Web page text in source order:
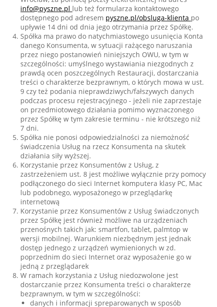
info@pyszne.pl lub też formularza kontaktowego
dostępnego pod adresem pyszne.pl/obsluga-klienta po
upływie 14 dni od dnia jego otrzymania przez Spółkę.
Spółka ma prawo do natychmiastowego usunięcia Konta
danego Konsumenta, w sytuacji rażącego naruszania
przez niego postanowień niniejszych OWU, w tym w
szczególności: umyślnego wystawiania niezgodnych z
prawdą ocen poszczególnych Restauracji, dostarczania
treści o charakterze bezprawnym, o których mowa w ust.
9 czy też podania nieprawdziwych/fałszywych danych
podczas procesu rejestracyjnego - jeżeli nie zaprzestaje
on przedmiotowego działania pomimo wyznaczonego
przez Spółkę w tym zakresie terminu - nie krótszego niż
7 dni.
Spółka nie ponosi odpowiedzialności za niemożność
świadczenia Usług na rzecz Konsumenta na skutek
działania siły wyższej.
Korzystanie przez Konsumentów z Usług, z
zastrzeżeniem ust. 8 jest możliwe wyłącznie przy pomocy
podłączonego do sieci Internet komputera klasy PC, Mac
lub podobnego, wyposażonego w przeglądarkę
internetową
Korzystanie przez Konsumentów z Usług świadczonych
przez Spółkę jest również możliwe na urządzeniach
przenośnych takich jak: smartfon, tablet, palmtop w
wersji mobilnej. Warunkiem niezbędnym jest jednak
dostęp jednego z urządzeń wymienionych w zd.
poprzednim do sieci Internet oraz wyposażenie go w
jedną z przeglądarek
W ramach korzystania z Usług niedozwolone jest
dostarczanie przez Konsumenta treści o charakterze
bezprawnym, w tym w szczególności:
danych i informacji spreparowanych w sposób